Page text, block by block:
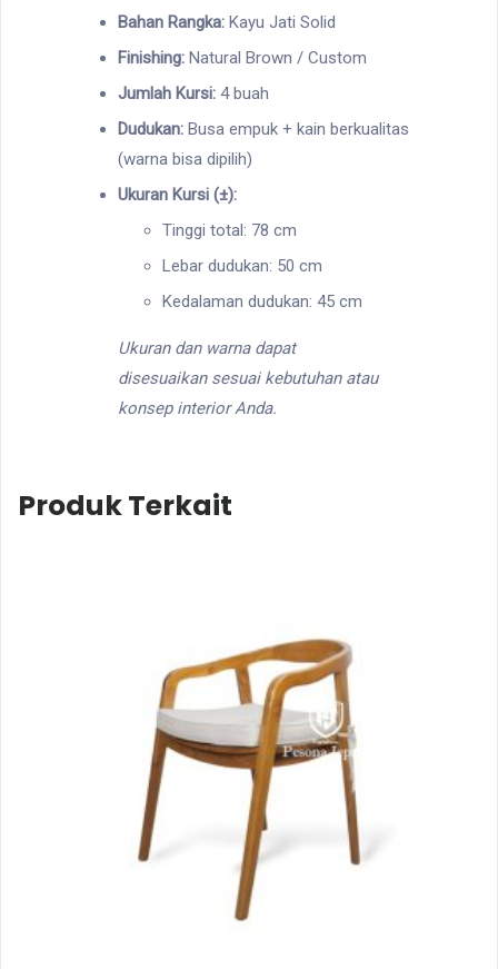
Bahan Rangka: Kayu Jati Solid
Finishing: Natural Brown / Custom
Jumlah Kursi: 4 buah
Dudukan: Busa empuk + kain berkualitas
(warna bisa dipilih)
Ukuran Kursi (±):
Tinggi total: 78 cm
Lebar dudukan: 50 cm
Kedalaman dudukan: 45 cm
Ukuran dan warna dapat
disesuaikan sesuai kebutuhan atau
konsep interior Anda.
Produk Terkait